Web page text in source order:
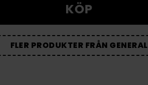
KÖP
FLER PRODUKTER FRÅN GENERAL